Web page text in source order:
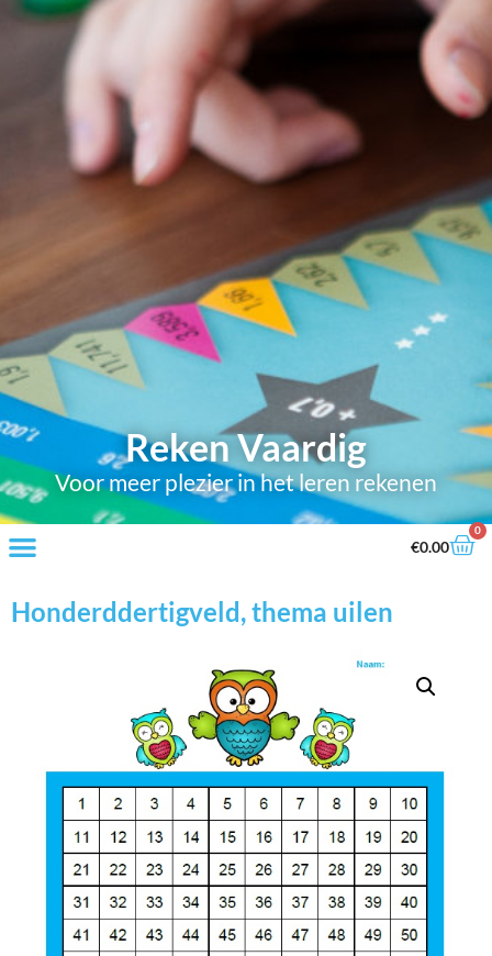
Reken Vaardig
Voor meer plezier in het leren rekenen
€0.00
0
Honderddertigveld, thema uilen